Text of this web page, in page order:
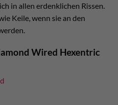
in allen erdenklichen Rissen.
Keile, wenn sie an den
Wired Hexentric